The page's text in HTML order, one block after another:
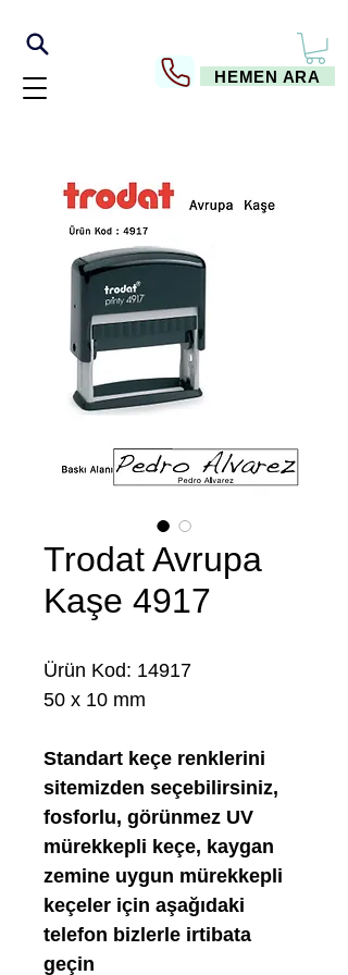
HEMEN ARA
Trodat Avrupa
Kaşe 4917
Ürün Kod: 14917
50 x 10 mm
Standart keçe renklerini
sitemizden seçebilirsiniz,
fosforlu, görünmez UV
mürekkepli keçe, kaygan
zemine uygun mürekkepli
keçeler için aşağıdaki
telefon bizlerle irtibata
geçin